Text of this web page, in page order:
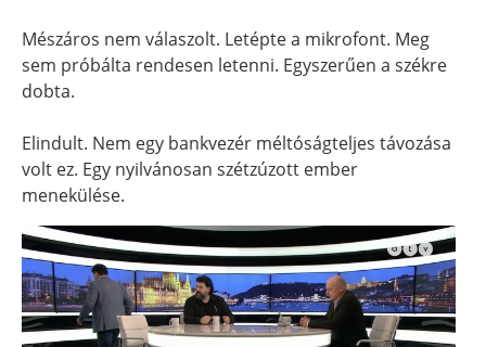
Mészáros nem válaszolt. Letépte a mikrofont. Meg
sem próbálta rendesen letenni. Egyszerűen a székre
dobta.
Elindult. Nem egy bankvezér méltóságteljes távozása
volt ez. Egy nyilvánosan szétzúzott ember
menekülése.